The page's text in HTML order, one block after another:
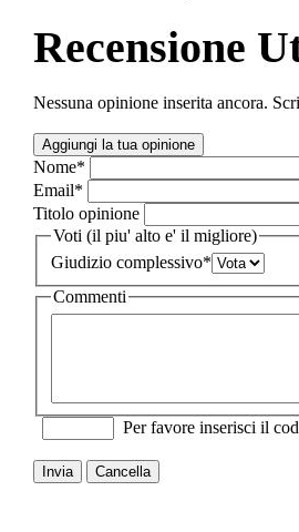
Recensione
Nessuna opinione inserita ancora.
Aggiungi la tua opinione
Nome*
Email*
Titolo opinione
Voti (il piu' alto e' il migliore)
Giudizio complessivo*
Commenti
Per favore inserisci il
Invia Cancella